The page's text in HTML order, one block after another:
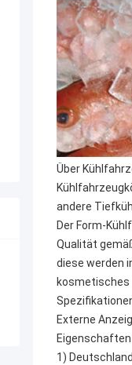
Über
andere
Der Form-
Qualität
diese werden
kosmetisches
Externe
Eigenschaften
1)